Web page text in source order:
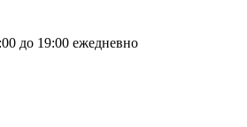
до 19:00 ежедневно